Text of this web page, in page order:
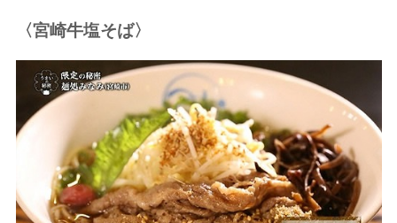
〈宮崎牛塩そば〉